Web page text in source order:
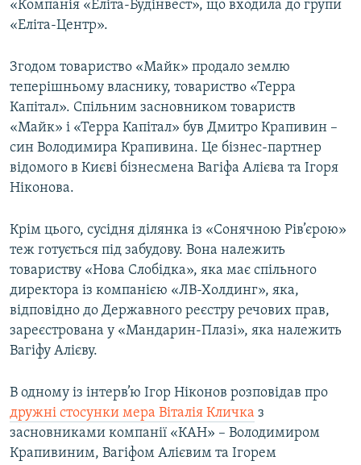
«Компанія «Еліта-Будінвест», що входила до групи
«Еліта-Центр».
Згодом товариство «Майк» продало землю
теперішньому власнику, товариство «Терра
Капітал». Спільним засновником товариств
«Майк» і «Терра Капітал» був Дмитро Крапивин –
син Володимира Крапивина. Це бізнес-партнер
відомого в Києві бізнесмена Вагіфа Алієва та Ігоря
Ніконова.
Крім цього, сусідня ділянка із «Сонячною Рів’єрою»
теж готується під забудову. Вона належить
товариству «Нова Слобідка», яка має спільного
директора із компанією «ЛВ-Холдинг», яка,
відповідно до Державного реєстру речових прав,
зареєстрована у «Мандарин-Плазі», яка належить
Вагіфу Алієву.
В одному із інтерв’ю Ігор Ніконов розповідав про
дружні стосунки мера Віталія Кличка з
засновниками компанії «КАН» – Володимиром
Крапивиним, Вагіфом Алієвим та Ігорем